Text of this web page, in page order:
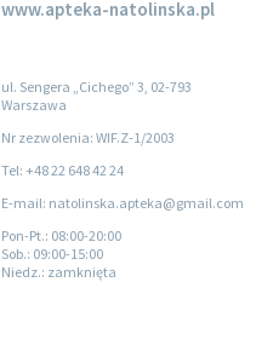
www.apteka-natolinska.pl
ul. Sengera „Cichego” 3, 02-793
Warszawa
Nr zezwolenia: WIF.Z-1/2003
Tel: +48 22 648 42 24
E-mail: natolinska.apteka@gmail.com
Pon-Pt.: 08:00-20:00
Sob.: 09:00-15:00
Niedz.: zamknięta